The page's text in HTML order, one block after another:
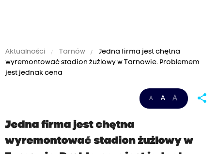
Aktualności Tarnów
Jedna firma jest chętna
wyremontować stadion żużlowy w Tarnowie. Problemem
jest jednak cena
A A A share
Jedna firma jest chętna
wyremontować stadion żużlowy w